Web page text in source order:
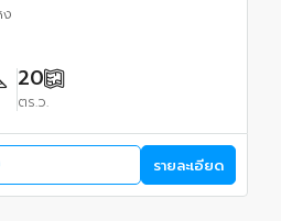
20
ตร.ว.
รายละเอียด